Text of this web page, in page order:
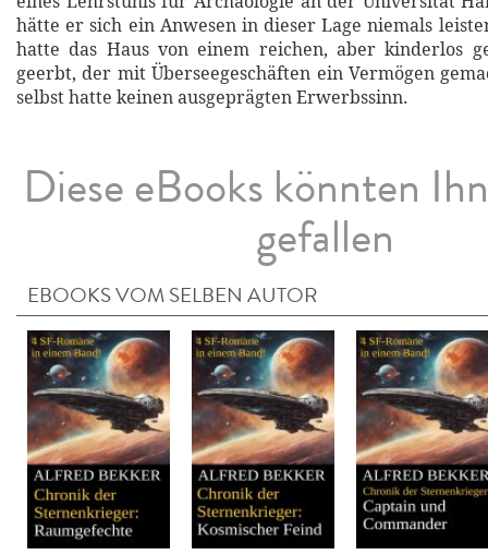
hätte er sich ein Anwesen in dieser Lage niemals
hatte das Haus von einem reichen, aber kinderlos
geerbt, der mit Überseegeschäften ein Vermögen
selbst hatte keinen ausgeprägten Erwerbssinn.
Diese eBooks könnten
gefallen
EBOOKS VOM SELBEN AUTOR